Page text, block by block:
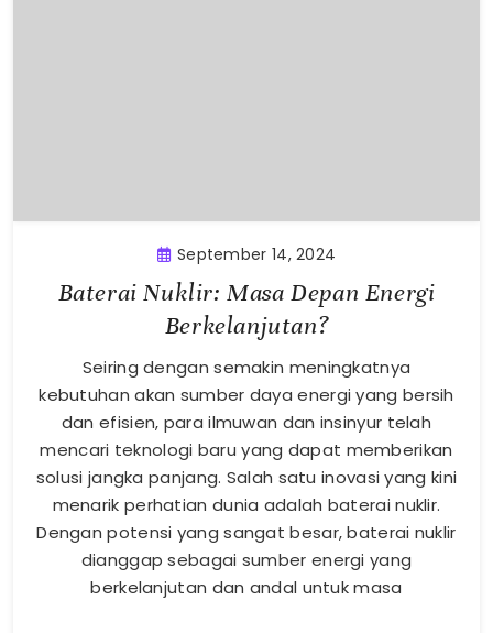
September 14, 2024
Baterai Nuklir: Masa Depan Energi
Berkelanjutan?
Seiring dengan semakin meningkatnya
kebutuhan akan sumber daya energi yang bersih
dan efisien, para ilmuwan dan insinyur telah
mencari teknologi baru yang dapat memberikan
solusi jangka panjang. Salah satu inovasi yang kini
menarik perhatian dunia adalah baterai nuklir.
Dengan potensi yang sangat besar, baterai nuklir
dianggap sebagai sumber energi yang
berkelanjutan dan andal untuk masa